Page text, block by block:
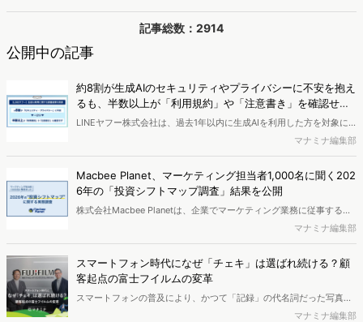
記事総数：2914
公開中の記事
約8割が生成AIのセキュリティやプライバシーに不安を抱え
るも、半数以上が「利用規約」や「注意書き」を確認せず
【LINEヤフー調査】
LINEヤフー株式会社は、過去1年以内に生成AIを利用した方を対象に
「生成AI利用に関する意識調査」を実施し、結果を公開しました。
マナミナ編集部
Macbee Planet、マーケティング担当者1,000名に聞く202
6年の「投資シフトマップ調査」結果を公開
株式会社Macbee Planetは、企業でマーケティング業務に従事する担
当者を対象に「投資シフトマップ調査」を実施し、結果を公開しまし
た。
マナミナ編集部
スマートフォン時代になぜ「チェキ」は選ばれ続ける？顧
客起点の富士フイルムの変革
スマートフォンの普及により、かつて「記録」の代名詞だった写真
は、無料で楽しめるものへと激変した。それに伴い、主力だったプリ
マナミナ編集部